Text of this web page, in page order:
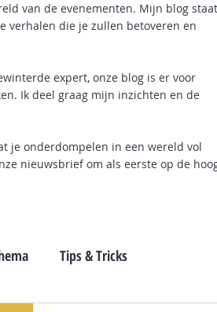
van de evenementen. Mijn blog staat
verhalen die je zullen betoveren en
expert, onze blog is er voor
Ik deel graag mijn inzichten en de
je onderdompelen in een wereld vol
nieuwsbrief om als eerste op de
Tips & Tricks